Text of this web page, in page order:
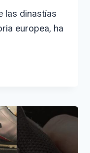
las dinastías
europea, ha